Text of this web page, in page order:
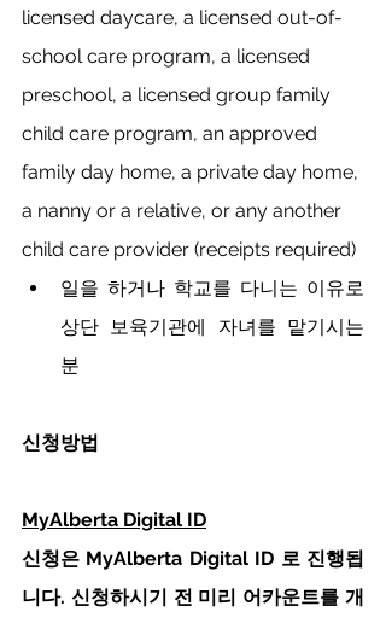
licensed daycare, a licensed out-of-
school care program, a licensed
preschool, a licensed group family
child care program, an approved
family day home, a private day home,
a nanny or a relative, or any another
child care provider (receipts required)
일을 하거나 학교를 다니는 이유로
상단 보육기관에 자녀를 맡기시는
분
신청방법
MyAlberta Digital ID
신청은 MyAlberta Digital ID 로 진행됩
니다. 신청하시기 전 미리 어카운트를 개